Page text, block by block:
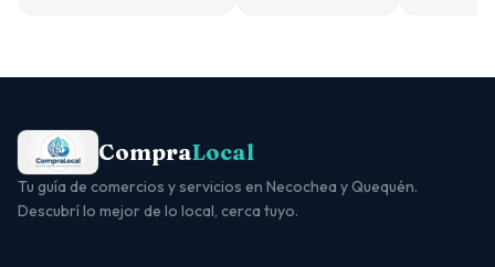
CompraLocal
Tu guía de comercios y servicios en Necochea y Quequén.
Descubrí lo mejor de lo local, cerca tuyo.